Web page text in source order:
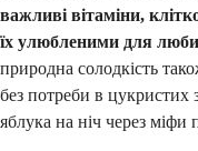
важливі вітаміни,
їх улюбленими для
природна солодкість
без потреби в цукристих
яблука на ніч через міфи